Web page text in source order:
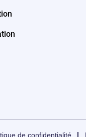
de confidentialité